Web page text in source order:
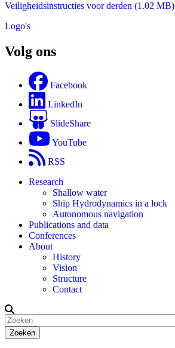
Veiligheidsinstructies voor derden (1.02 MB)
Logo's
Volg ons
Facebook
LinkedIn
SlideShare
YouTube
RSS
Research
Shallow water
Ship Hydrodynamics in a lock
Autonomous navigation
Publications and data
Conferences
About
History
Vision
Structure
Contact
Zoeken